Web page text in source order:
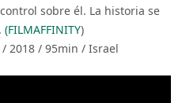
sobre él. La historia se
(FILMAFFINITY)
/ 2018 / 95min / Israel